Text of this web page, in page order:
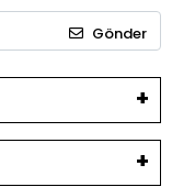
Gönder